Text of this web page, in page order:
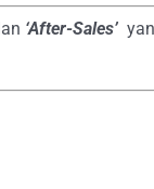
‘After-Sales’